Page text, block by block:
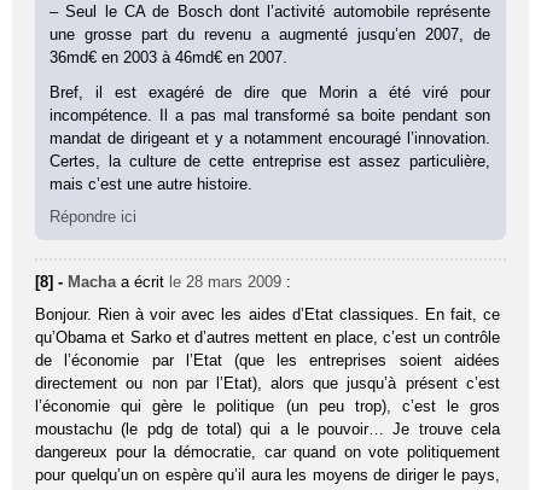
– Seul le CA de Bosch dont l’activité automobile représente
une grosse part du revenu a augmenté jusqu’en 2007, de
36md€ en 2003 à 46md€ en 2007.
Bref, il est exagéré de dire que Morin a été viré pour
incompétence. Il a pas mal transformé sa boite pendant son
mandat de dirigeant et y a notamment encouragé l’innovation.
Certes, la culture de cette entreprise est assez particulière,
mais c’est une autre histoire.
Répondre ici
[8] - Macha a écrit le 28 mars 2009 :
Bonjour. Rien à voir avec les aides d’Etat classiques. En fait, ce
qu’Obama et Sarko et d’autres mettent en place, c’est un contrôle
de l’économie par l’Etat (que les entreprises soient aidées
directement ou non par l’Etat), alors que jusqu’à présent c’est
l’économie qui gère le politique (un peu trop), c’est le gros
moustachu (le pdg de total) qui a le pouvoir… Je trouve cela
dangereux pour la démocratie, car quand on vote politiquement
pour quelqu’un on espère qu’il aura les moyens de diriger le pays,